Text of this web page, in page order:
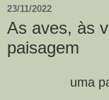
23/11/2022
As aves, às
paisagem
uma